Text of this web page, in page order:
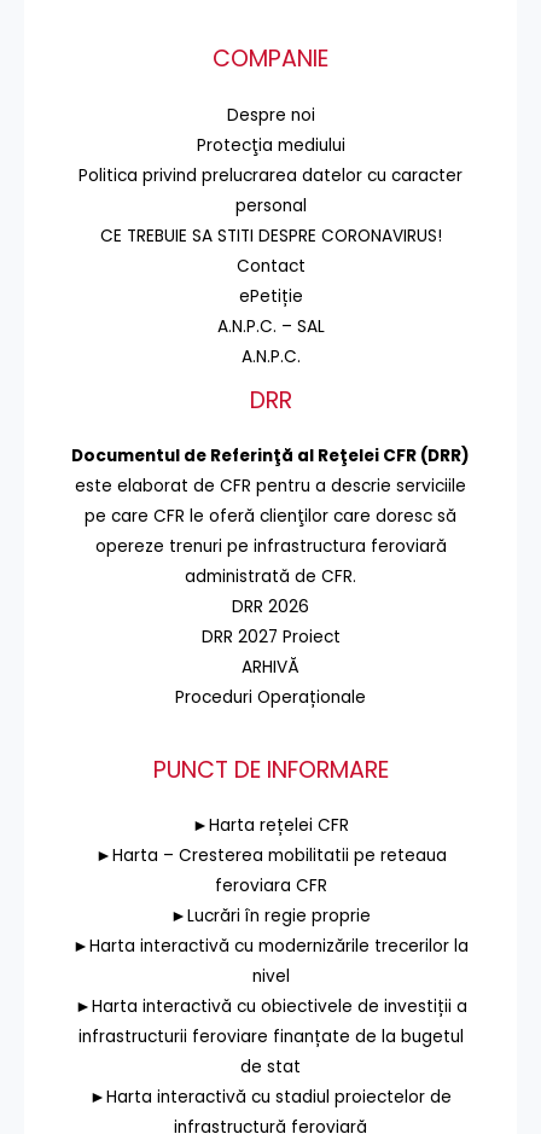
COMPANIE
Despre noi
Protecţia mediului
Politica privind prelucrarea datelor cu caracter
personal
CE TREBUIE SA STITI DESPRE CORONAVIRUS!
Contact
ePetiție
A.N.P.C. – SAL
A.N.P.C.
DRR
Documentul de Referinţă al Reţelei CFR (DRR)
este elaborat de CFR pentru a descrie serviciile
pe care CFR le oferă clienţilor care doresc să
opereze trenuri pe infrastructura feroviară
administrată de CFR.
DRR 2026
DRR 2027 Proiect
ARHIVĂ
Proceduri Operaționale
PUNCT DE INFORMARE
►Harta rețelei CFR
►Harta – Cresterea mobilitatii pe reteaua
feroviara CFR
►Lucrări în regie proprie
►Harta interactivă cu modernizările trecerilor la
nivel
►Harta interactivă cu obiectivele de investiții a
infrastructurii feroviare finanțate de la bugetul
de stat
►Harta interactivă cu stadiul proiectelor de
infrastructură feroviară